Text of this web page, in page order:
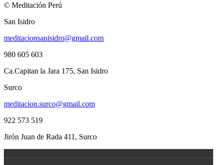
© Meditación Perú
San Isidro
meditacionsanisidro@gmail.com
980 605 603
Ca.Capitan la Jara 175, San Isidro
Surco
meditacion.surco@gmail.com
922 573 519
Jirón Juan de Rada 411, Surco